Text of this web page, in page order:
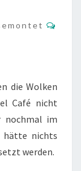
die Wolken
Café nicht
nochmal im
hätte nichts
werden.